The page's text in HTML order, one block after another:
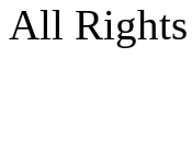
All Rights